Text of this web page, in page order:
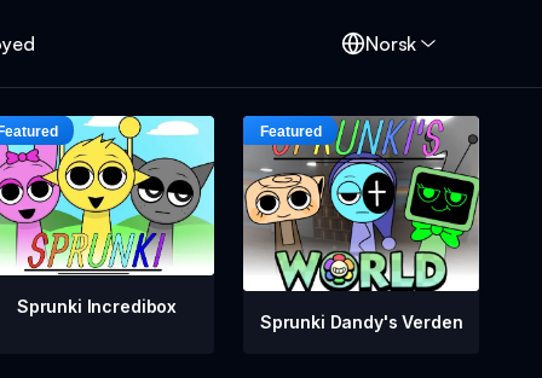
Norsk
Sprunki Incredibox
Sprunki Dandy's Verden